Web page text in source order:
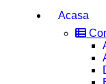
Acasa